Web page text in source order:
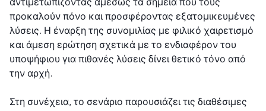
προκαλούν πόνο και προσφέροντας εξατομικευμένες
λύσεις. Η έναρξη της συνομιλίας με φιλικό χαιρετισμό
και άμεση ερώτηση σχετικά με το ενδιαφέρον του
υποψήφιου για πιθανές λύσεις δίνει θετικό τόνο από
την αρχή.
Στη συνέχεια, το σενάριο παρουσιάζει τις διαθέσιμες